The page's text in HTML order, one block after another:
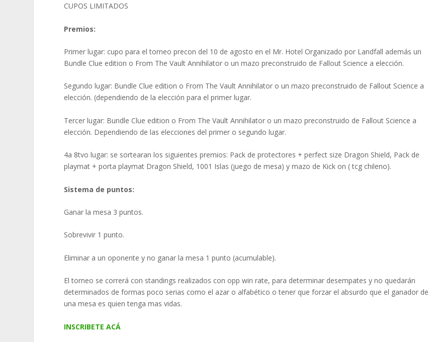
CUPOS LIMITADOS
Premios:
Primer lugar: cupo para el torneo precon del 10 de agosto en el Mr. Hotel Organizado por Landfall además un
Bundle Clue edition o From The Vault Annihilator o un mazo preconstruido de Fallout Science a elección.
Segundo lugar: Bundle Clue edition o From The Vault Annihilator o un mazo preconstruido de Fallout Science a
elección. (dependiendo de la elección para el primer lugar.
Tercer lugar: Bundle Clue edition o From The Vault Annihilator o un mazo preconstruido de Fallout Science a
elección. Dependiendo de las elecciones del primer o segundo lugar.
4a 8tvo lugar: se sortearan los siguientes premios: Pack de protectores + perfect size Dragon Shield, Pack de
playmat + porta playmat Dragon Shield, 1001 Islas (juego de mesa) y mazo de Kick on ( tcg chileno).
Sistema de puntos:
Ganar la mesa 3 puntos.
Sobrevivir 1 punto.
Eliminar a un oponente y no ganar la mesa 1 punto (acumulable).
El torneo se correrá con standings realizados con opp win rate, para determinar desempates y no quedarán
determinados de formas poco serias como el azar o alfabético o tener que forzar el absurdo que el ganador de
una mesa es quien tenga mas vidas.
INSCRIBETE ACÁ